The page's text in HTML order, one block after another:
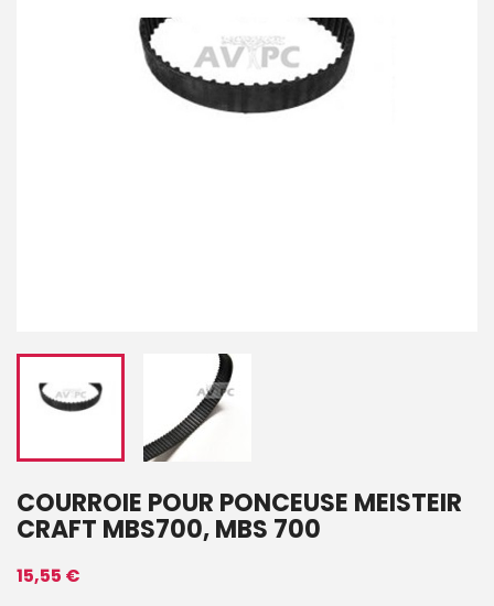
COURROIE POUR PONCEUSE MEISTEIR
CRAFT MBS700, MBS 700
15,55 €